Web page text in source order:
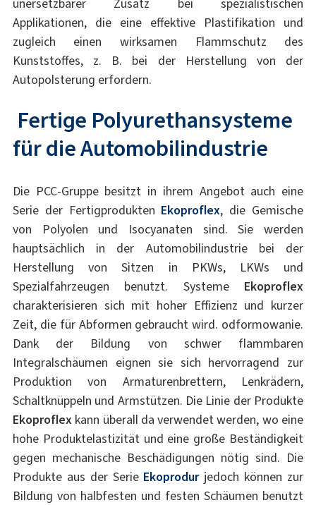
Applikationen, die eine effektive Plastifikation und
zugleich einen wirksamen Flammschutz des
Kunststoffes, z. B. bei der Herstellung von der
Autopolsterung erfordern.
Fertige Polyurethansysteme
für die Automobilindustrie
Die PCC-Gruppe besitzt in ihrem Angebot auch eine
Serie der Fertigprodukten Ekoproflex, die Gemische
von Polyolen und Isocyanaten sind. Sie werden
hauptsächlich in der Automobilindustrie bei der
Herstellung von Sitzen in PKWs, LKWs und
Spezialfahrzeugen benutzt. Systeme Ekoproflex
charakterisieren sich mit hoher Effizienz und kurzer
Zeit, die für Abformen gebraucht wird. odformowanie.
Dank der Bildung von schwer flammbaren
Integralschäumen eignen sie sich hervorragend zur
Produktion von Armaturenbrettern, Lenkrädern,
Schaltknüppeln und Armstützen. Die Linie der Produkte
Ekoproflex kann überall da verwendet werden, wo eine
hohe Produktelastizität und eine große Beständigkeit
gegen mechanische Beschädigungen nötig sind. Die
Produkte aus der Serie Ekoprodurjedoch können zur
Bildung von halbfesten und festen Schäumen benutzt